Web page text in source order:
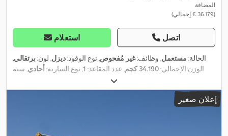
المضافة
(‏36.179 € إجمالي)
استعلام اتصل
الحالة: مستعمل, وظائف:غير مُفحوص, نوع الوقود:ديزل, لون:برتقالي,
الوزن الإجمالي:34.190 كجم , عدد المقاعد: 1, نوع السارية: أحادي, سنة
الصنع:
كابينة, كمبيوتر على متن المركبة, مسارات فولاذية,
إعلان صغير